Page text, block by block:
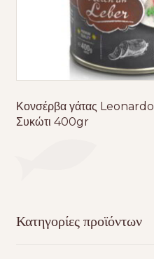
Κονσέρβα γάτας Leonardo
Συκώτι 400gr
Κατηγορίες προϊόντων